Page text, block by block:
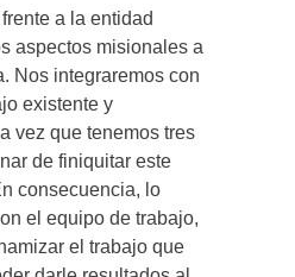
a la entidad
aspectos misionales a
Nos integraremos con
existente y
vez que tenemos tres
de finiquitar este
consecuencia, lo
el equipo de trabajo,
el trabajo que